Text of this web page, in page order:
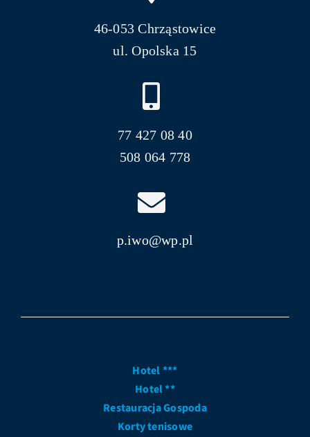
46-053 Chrząstowice
ul. Opolska 15
77 427 08 40
508 064 778
p.iwo@wp.pl
Hotel ***
Hotel **
Restauracja Gospoda
Korty tenisowe